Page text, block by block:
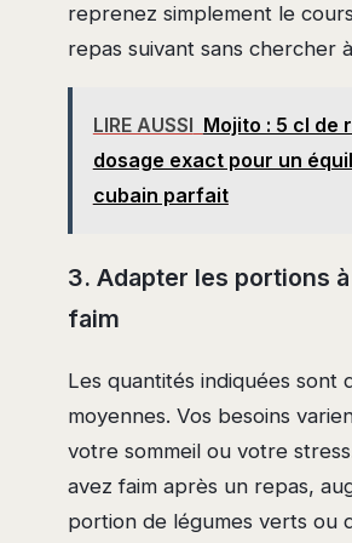
reprenez simplement le
repas suivant sans chercher
LIRE AUSSI Mojito : 5 cl de
dosage exact pour un
cubain parfait
3. Adapter les portions
faim
Les quantités indiquées sont
moyennes. Vos besoins
votre sommeil ou votre
avez faim après un repas,
portion de légumes verts ou